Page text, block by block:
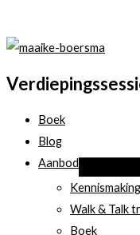
Boek
Blog
Aanbod
Kennismaking
Walk & Talk
Boek